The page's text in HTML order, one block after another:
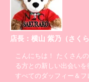
店長：横山 紫乃（さくら
こんにちは！ たくさん
る方との新しい出会いを
すべてのダッフィー＆